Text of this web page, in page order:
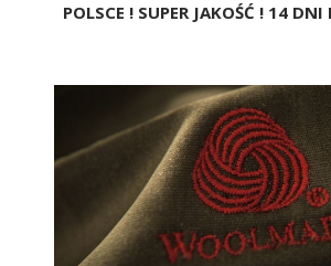
POLSCE ! SUPER JAKOŚĆ ! 14